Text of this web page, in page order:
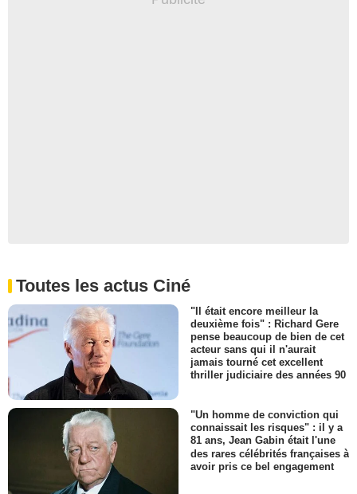
Toutes les actus Ciné
"Il était encore meilleur la
deuxième fois" : Richard Gere
pense beaucoup de bien de cet
acteur sans qui il n'aurait
jamais tourné cet excellent
thriller judiciaire des années 90
"Un homme de conviction qui
connaissait les risques" : il y a
81 ans, Jean Gabin était l'une
des rares célébrités françaises à
avoir pris ce bel engagement